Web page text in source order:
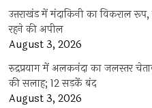
उत्तराखंड में मंदाकिनी का विकराल
रहने की अपील
August 3, 2026
रुद्रप्रयाग में अलकनंदा का जलस्तर
की सलाह; 12 सड़कें बंद
August 3, 2026